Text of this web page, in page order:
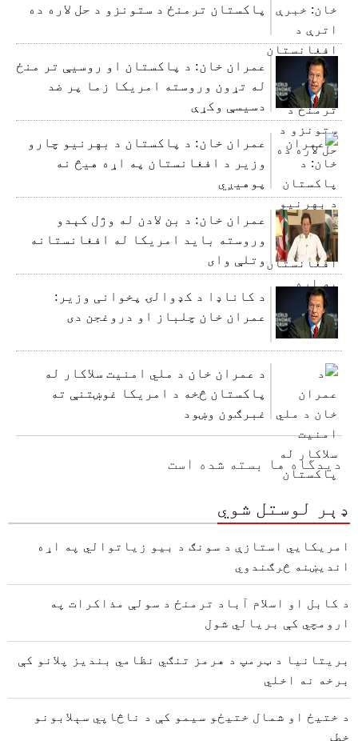
پاکستان ترمنځ د ستونزو د حل لاره ده
عمران خان: د پاکستان او روسیې تر منځ
له تړون وروسته امریکا زما پر ضد
دسیسې وکړې
عمران خان: د پاکستان د بهرنیو چارو
وزیر د افغانستان په اړه هیڅ نه
پوهیږي
عمران خان: د بن لادن له وژل کېدو
وروسته باید امریکا له افغانستانه
وتلې وای
د کاناډا د کډوالۍ پخوانی وزیر:
عمران خان چلباز او دروغجن دی
د عمران خان د ملي امنیت سلاکار له
پاکستان څخه د امریکا غوښتنې ته
غبرګون وښود
دیدگاه ها بسته شده است
ډېر لوستل شوي
امریکايي استازې د سونګ د بیو زیاتوالي په اړه
اندیښنه څرګندوي
د کابل او اسلام آباد ترمنځ د سولې مذاکرات په
ارومچي کې بريالي شول
بریتانیا د ټرمپ د هرمز تنګي نظامي بندیز پلانو کې
برخه نه اخلي
د ختیځ او شمال ختیځو سیمو کې د ناڅاپي سېلابونو
خطر